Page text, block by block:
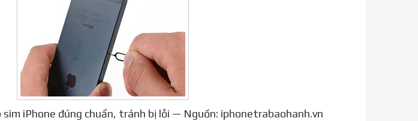
sim iPhone đúng chuẩn, tránh bị lỗi — Nguồn: iphonetrabaohanh.vn